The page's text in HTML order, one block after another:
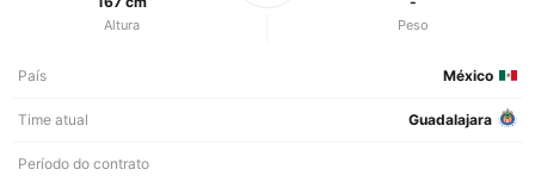
Altura Peso
País México
Time atual Guadalajara
Período do contrato